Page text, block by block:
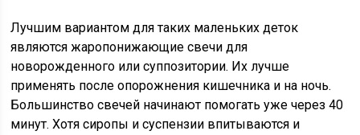
Лучшим вариантом для таких маленьких деток
являются жаропонижающие свечи для
новорожденного или суппозитории. Их лучше
применять после опорожнения кишечника и на ночь.
Большинство свечей начинают помогать уже через 40
минут. Хотя сиропы и суспензии впитываются и